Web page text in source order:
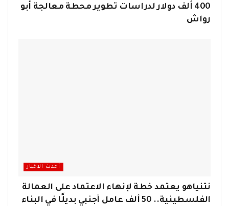
400 ألف دولار لدراسات تطوير محطة معالجة أبو
رواش
أحدث الاخبار
نتنياهو يعتمد خطة لإنهاء الاعتماد على العمالة
الفلسطينية.. 50 ألف عامل أجنبي بديلًا في البناء